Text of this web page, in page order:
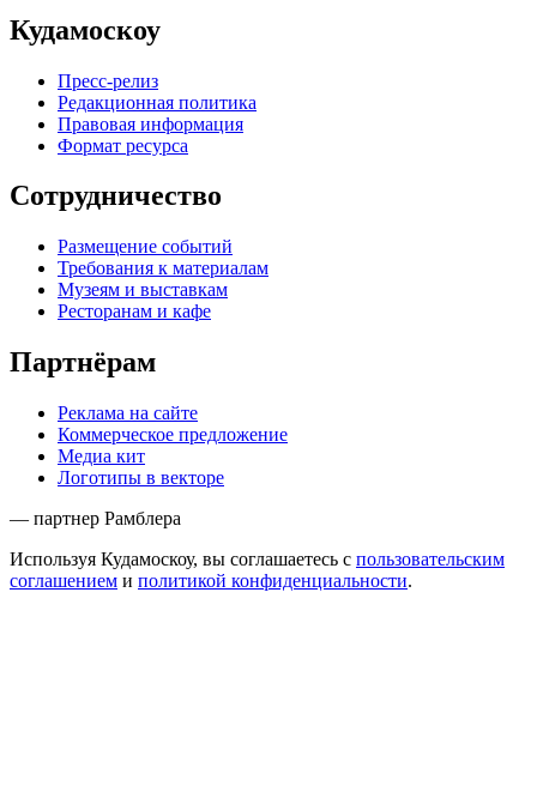
Кудамоскоу
Пресс-релиз
Редакционная политика
Правовая информация
Формат ресурса
Сотрудничество
Размещение событий
Требования к материалам
Музеям и выставкам
Ресторанам и кафе
Партнёрам
Реклама на сайте
Коммерческое предложение
Медиа кит
Логотипы в векторе
— партнер Рамблера
Используя Кудамоскоу, вы соглашаетесь с пользовательским
соглашением и политикой конфиденциальности.